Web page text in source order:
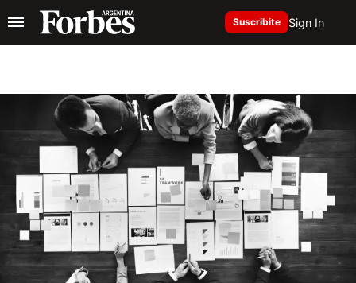
Suscribite Sign In